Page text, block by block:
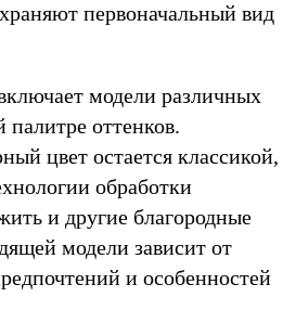
первоначальный вид
модели различных
оттенков.
цвет остается классикой,
обработки
и другие благородные
модели зависит от
и особенностей